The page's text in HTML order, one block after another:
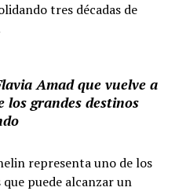
tres décadas de
Amad que vuelve a
los grandes destinos
representa uno de los
puede alcanzar un